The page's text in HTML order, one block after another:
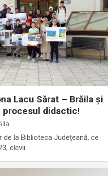
Lacu Sărat – Brăila şi
didactic!
la Biblioteca Judeţeană, ce
elevii…